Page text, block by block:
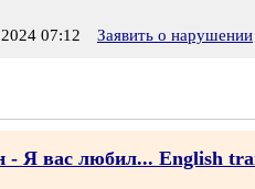
07:12 Заявить о нарушении
Я вас любил... English